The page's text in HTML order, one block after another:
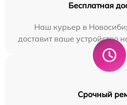
Бесплатная
Наш курьер в
доставит ваше устройство
Срочный